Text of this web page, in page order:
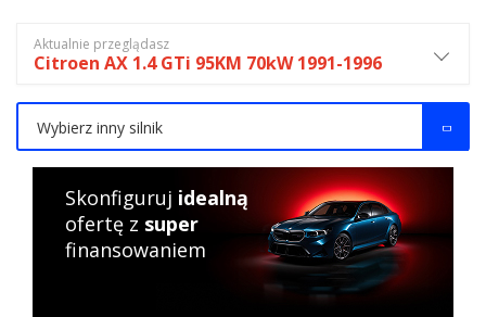
Aktualnie przeglądasz
Citroen AX 1.4 GTi 95KM 70kW 1991-1996
Wybierz inny silnik
Skonfiguruj idealną
ofertę z super
finansowaniem